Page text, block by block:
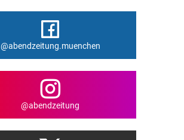
@abendzeitung.muenchen
@abendzeitung